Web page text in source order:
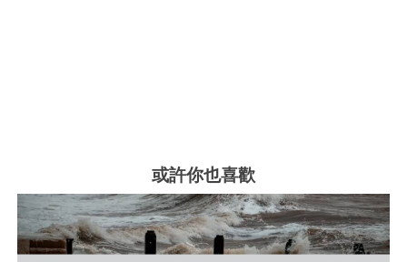
或許你也喜歡